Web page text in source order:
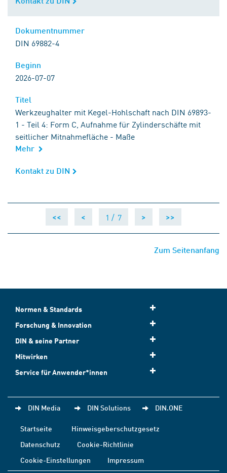
Dokumentnummer
DIN 69882-4
Beginn
2026-07-07
Titel
Werkzeughalter mit Kegel-Hohlschaft nach DIN 69893-
1 - Teil 4: Form C, Aufnahme für Zylinderschäfte mit
seitlicher Mitnahmefläche - Maße
Mehr
Kontakt zu DIN
Kontakt zu DIN
<< < 1 / 7 > >>
Zum Seitenanfang
Normen & Standards
Forschung & Innovation
DIN & seine Partner
Mitwirken
Service für Anwender*innen
DIN Media DIN Solutions DIN.ONE
Startseite
Hinweisgeberschutzgesetz
Datenschutz
Cookie-Richtlinie
Cookie-Einstellungen
Impressum